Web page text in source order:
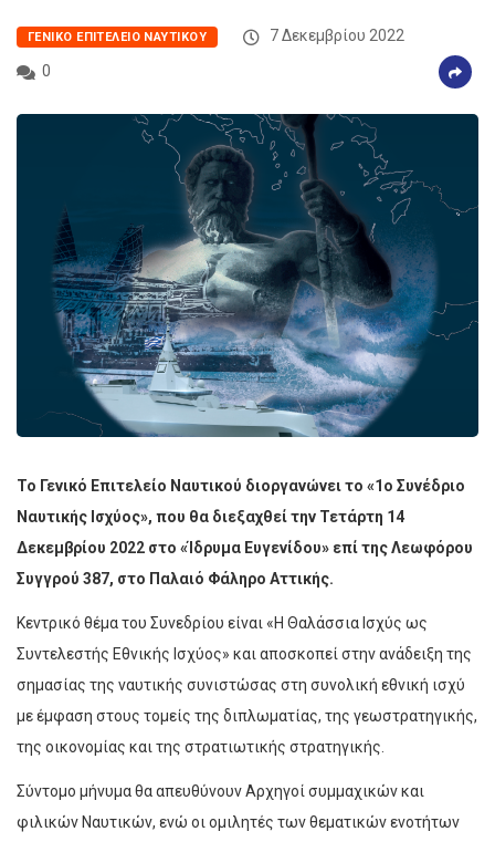
ΓΕΝΙΚΌ ΕΠΙΤΕΛΕΊΟ ΝΑΥΤΙΚΟΎ
7 Δεκεμβρίου 2022
0
Το Γενικό Επιτελείο Ναυτικού διοργανώνει το «1ο Συνέδριο
Ναυτικής Ισχύος», που θα διεξαχθεί την Τετάρτη 14
Δεκεμβρίου 2022 στο «Ίδρυμα Ευγενίδου» επί της Λεωφόρου
Συγγρού 387, στο Παλαιό Φάληρο Αττικής.
Κεντρικό θέμα του Συνεδρίου είναι «Η Θαλάσσια Ισχύς ως
Συντελεστής Εθνικής Ισχύος» και αποσκοπεί στην ανάδειξη της
σημασίας της ναυτικής συνιστώσας στη συνολική εθνική ισχύ
με έμφαση στους τομείς της διπλωματίας, της γεωστρατηγικής,
της οικονομίας και της στρατιωτικής στρατηγικής.
Σύντομο μήνυμα θα απευθύνουν Αρχηγοί συμμαχικών και
φιλικών Ναυτικών, ενώ οι ομιλητές των θεματικών ενοτήτων